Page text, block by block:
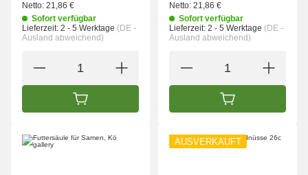
Netto: 21,86 €
Sofort verfügbar
Lieferzeit: 2 - 5 Werktage (DE -
Ausland abweichend)
IN DEN WARENKORB
Netto: 21,86 €
Sofort verfügbar
Lieferzeit: 2 - 5 Werktage (DE -
Ausland abweichend)
IN DEN
AUSVERKAUFT